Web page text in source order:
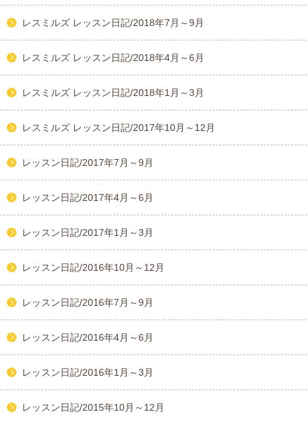
レスミルズ レッスン日記/2018年7月～9月
レスミルズ レッスン日記/2018年4月～6月
レスミルズ レッスン日記/2018年1月～3月
レスミルズ レッスン日記/2017年10月～12月
レッスン日記/2017年7月～9月
レッスン日記/2017年4月～6月
レッスン日記/2017年1月～3月
レッスン日記/2016年10月～12月
レッスン日記/2016年7月～9月
レッスン日記/2016年4月～6月
レッスン日記/2016年1月～3月
レッスン日記/2015年10月～12月